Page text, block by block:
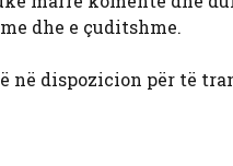
dhe e çuditshme.
në dispozicion për të